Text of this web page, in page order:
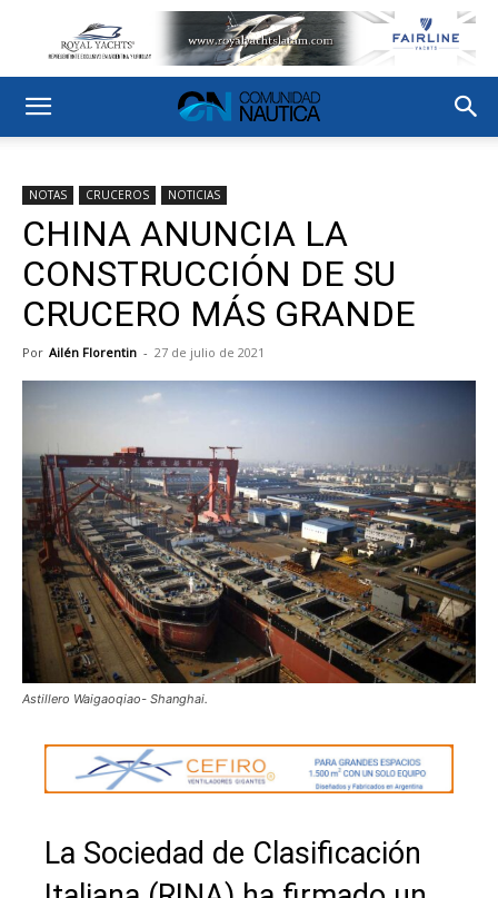
NOTAS CRUCEROS NOTICIAS
CHINA ANUNCIA LA
CONSTRUCCIÓN DE SU
CRUCERO MÁS GRANDE
Por Ailén Florentin - 27 de julio de 2021
Astillero Waigaoqiao- Shanghai.
La Sociedad de Clasificación